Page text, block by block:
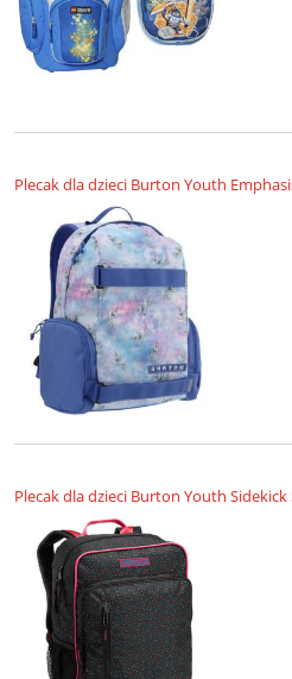
Plecak dla dzieci Burton Youth
Plecak dla dzieci Burton Youth